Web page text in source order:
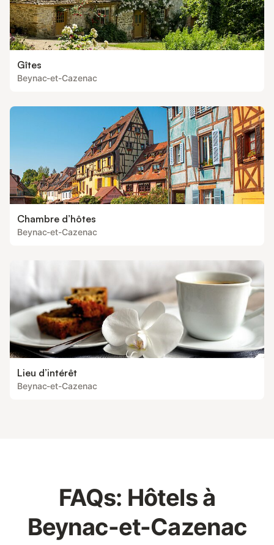
Gîtes
Beynac-et-Cazenac
Chambre d’hôtes
Beynac-et-Cazenac
Lieu d’intérêt
Beynac-et-Cazenac
FAQs: Hôtels à
Beynac-et-Cazenac